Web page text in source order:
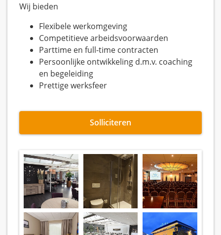
Wij bieden
Flexibele werkomgeving
Competitieve arbeidsvoorwaarden
Parttime en full-time contracten
Persoonlijke ontwikkeling d.m.v. coaching
en begeleiding
Prettige werksfeer
Solliciteren